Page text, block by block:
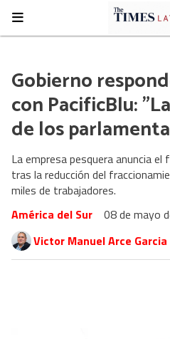
Gobierno
con PacificBlu:
de los
La empresa pesquera anuncia
tras la reducción del
miles de trabajadores.
América del Sur
08 de mayo
Victor Manuel Arce Garcia